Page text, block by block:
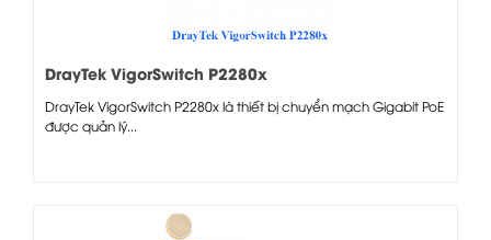
DrayTek VigorSwitch P2280x
DrayTek VigorSwitch P2280x là thiết bị chuyển mạch Gigabit PoE
được quản lý...